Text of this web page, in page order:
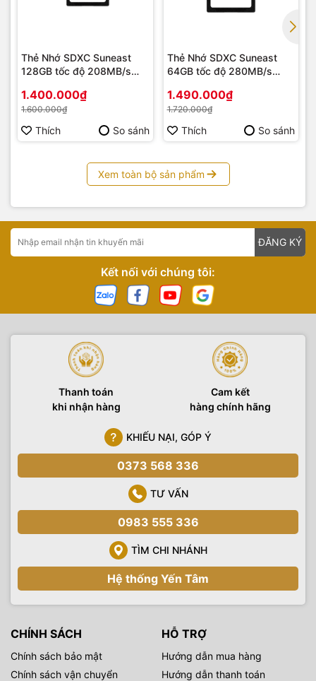
trọn gói, tư vấn và chuyển giao các công nghệ
Thẻ Nhớ SDXC Suneast
128GB tốc độ 208MB/s
1.400.000₫
1.600.000₫
Thích So sánh
Thẻ Nhớ SDXC Suneast
64GB tốc độ 280MB/s
1.490.000₫
1.720.000₫
Thích So sánh
Xem toàn bộ sản phẩm
ĐĂNG KÝ
Kết nối với chúng tôi:
Thanh toán
khi nhận hàng
Cam kết
hàng chính hãng
KHIẾU NẠI, GÓP Ý
0373 568 336
TƯ VẤN
0983 555 336
TÌM CHI NHÁNH
Hệ thống Yến Tâm
CHÍNH SÁCH
Chính sách bảo mật
Chính sách vận chuyển
HỖ TRỢ
Hướng dẫn mua hàng
Hướng dẫn thanh toán